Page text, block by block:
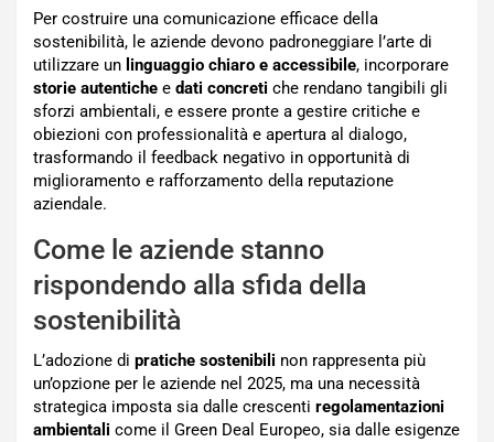
Per costruire una comunicazione efficace della
sostenibilità, le aziende devono padroneggiare l’arte di
utilizzare un linguaggio chiaro e accessibile, incorporare
storie autentiche e dati concreti che rendano tangibili gli
sforzi ambientali, e essere pronte a gestire critiche e
obiezioni con professionalità e apertura al dialogo,
trasformando il feedback negativo in opportunità di
miglioramento e rafforzamento della reputazione
aziendale.
Come le aziende stanno
rispondendo alla sfida della
sostenibilità
L’adozione di pratiche sostenibili non rappresenta più
un’opzione per le aziende nel 2025, ma una necessità
strategica imposta sia dalle crescenti regolamentazioni
ambientali come il Green Deal Europeo, sia dalle esigenze